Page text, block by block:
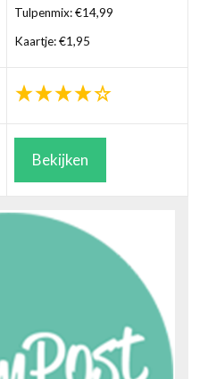
Tulpenmix: €14,99
Kaartje: €1,95
Bekijken